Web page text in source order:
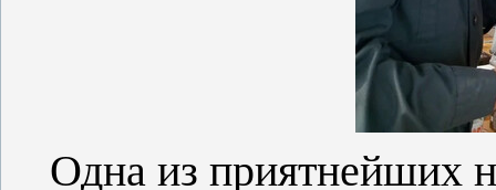
Одна из приятнейших